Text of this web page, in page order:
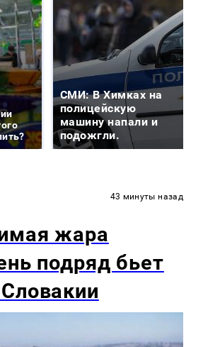
СМИ: В Химках на
полицейскую
машину напали и
подожгли.
43 минуты назад
жара
подряд бьет